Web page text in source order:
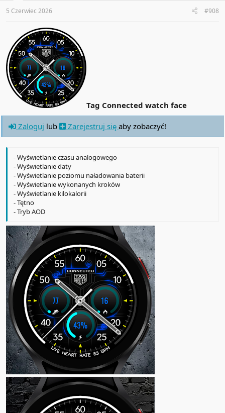
s
:
5 Czerwiec 2026 #908
Tag Connected watch face
Zaloguj lub Zarejestruj się aby zobaczyć!
- Wyświetlanie czasu analogowego
- Wyświetlanie daty
- Wyświetlanie poziomu naładowania baterii
- Wyświetlanie wykonanych kroków
- Wyświetlanie kilokalorii
- Tętno
- Tryb AOD